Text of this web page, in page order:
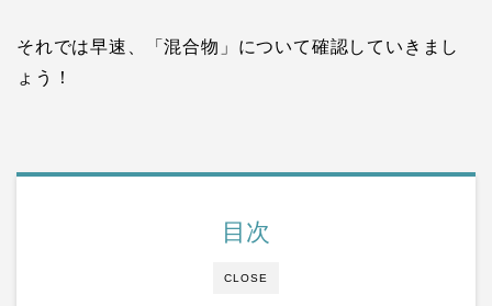
それでは早速、「混合物」について確認していきまし
ょう！
CLOSE
目次